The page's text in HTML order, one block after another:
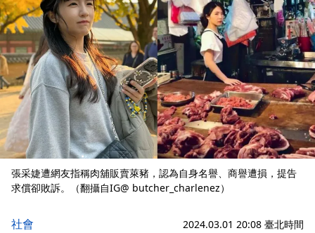
張采婕遭網友指稱肉舖販賣萊豬，認為自身名譽、商譽遭損，提告
求償卻敗訴。（翻攝自IG@ butcher_charlenez）
社會 2024.03.01 20:08 臺北時間